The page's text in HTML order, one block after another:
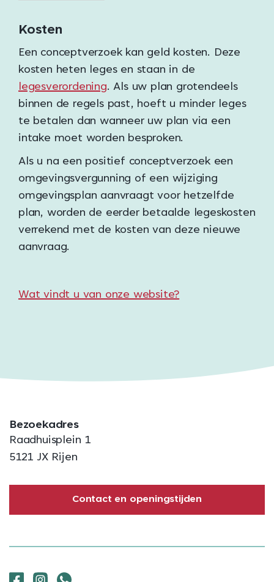
Kosten
Een conceptverzoek kan geld kosten. Deze
kosten heten leges en staan in de
legesverordening. Als uw plan grotendeels
binnen de regels past, hoeft u minder leges
te betalen dan wanneer uw plan via een
intake moet worden besproken.
Als u na een positief conceptverzoek een
omgevingsvergunning of een wijziging
omgevingsplan aanvraagt voor hetzelfde
plan, worden de eerder betaalde legeskosten
verrekend met de kosten van deze nieuwe
aanvraag.
Wat vindt u van onze website?
Bezoekadres
Raadhuisplein 1
5121 JX Rijen
Contact en openingstijden